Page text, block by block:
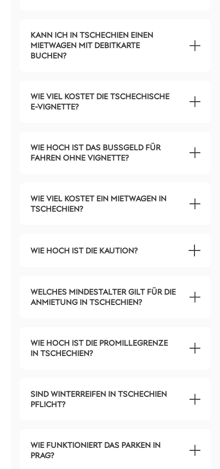
KANN ICH IN TSCHECHIEN EINEN
MIETWAGEN MIT DEBITKARTE
BUCHEN?
WIE VIEL KOSTET DIE TSCHECHISCHE
E-VIGNETTE?
WIE HOCH IST DAS BUSSGELD FÜR F
AHREN OHNE VIGNETTE?
WIE VIEL KOSTET EIN MIETWAGEN IN
TSCHECHIEN?
WIE HOCH IST DIE KAUTION?
WELCHES MINDESTALTER GILT FÜR DIE
ANMIETUNG IN TSCHECHIEN?
WIE HOCH IST DIE PROMILLEGRENZE
IN TSCHECHIEN?
SIND WINTERREIFEN IN TSCHECHIEN
PFLICHT?
WIE FUNKTIONIERT DAS PARKEN IN
PRAG?